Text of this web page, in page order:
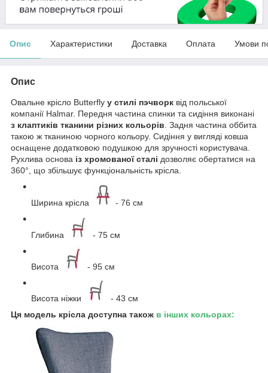
Опис Характеристики Доставка Оплата Умови
Опис
Овальне крісло Butterfly у стилі пэчворк від польської
компанії Halmar. Передня частина спинки та сидіння виконані
з клаптиків тканини різних кольорів. Задня частина оббита
такою ж тканиною чорного кольору. Сидіння у вигляді ковша
оснащене додатковою подушкою для зручності користувача.
Рухлива основа із хромованої сталі дозволяє обертатися на
360°, що збільшує функціональність крісла.
Ширина крісла - 76 см
Глибина - 75 см
Висота - 95 см
Висота ніжки
- 43 см
Ця модель крісла доступна також в інших кольорах: